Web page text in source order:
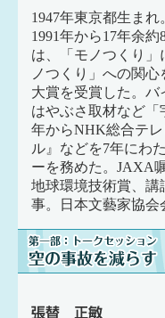
1947年東京都生まれ
1991年から17年余
は、「モノつくり
ノつくり」への関
大賞を受賞した。
はやぶさ取材など「
年からNHK総合テ
ル』などを7年にわ
ーを務めた。JAXA
地球環境技術賞、講
事。日本文藝家協会